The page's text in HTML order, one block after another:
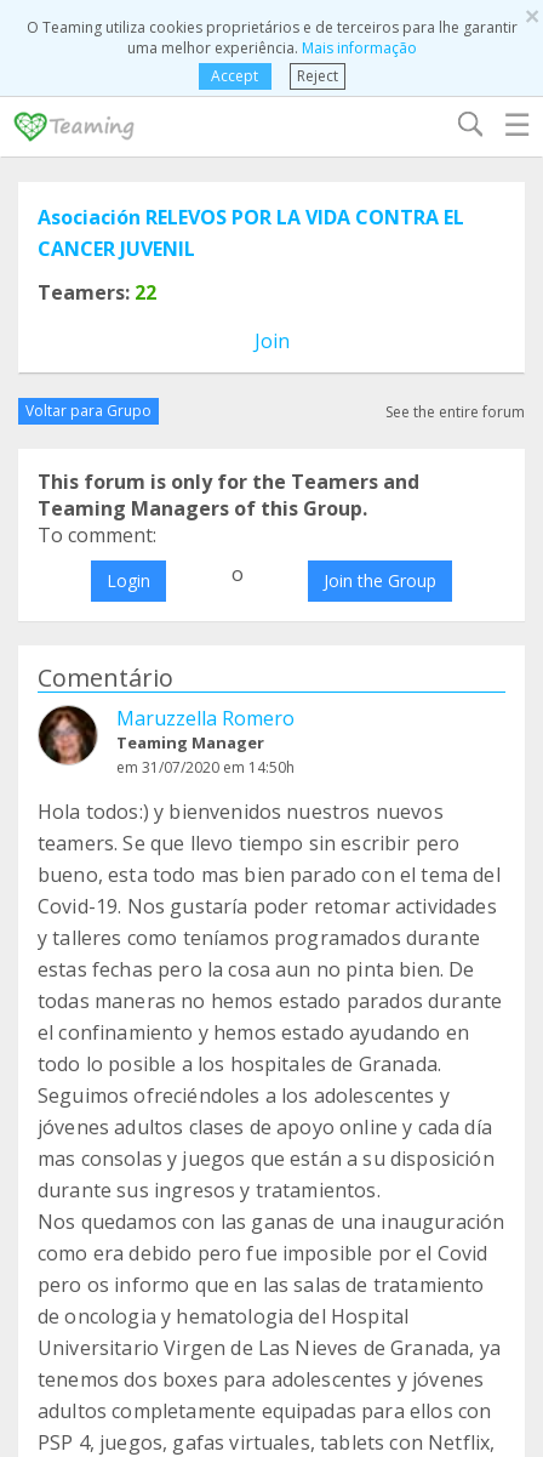
×
O Teaming utiliza cookies proprietários e de terceiros para lhe garantir
uma melhor experiência. Mais informação
Accept
Reject
☰
Asociación RELEVOS POR LA VIDA CONTRA EL
CANCER JUVENIL
Teamers: 22
Join
Voltar para Grupo See the entire forum
This forum is only for the Teamers and
Teaming Managers of this Group.
To comment:
Login o Join the Group
Comentário
Maruzzella Romero
Teaming Manager
em 31/07/2020 em 14:50h
Hola todos:) y bienvenidos nuestros nuevos
teamers. Se que llevo tiempo sin escribir pero
bueno, esta todo mas bien parado con el tema del
Covid-19. Nos gustaría poder retomar actividades
y talleres como teníamos programados durante
estas fechas pero la cosa aun no pinta bien. De
todas maneras no hemos estado parados durante
el confinamiento y hemos estado ayudando en
todo lo posible a los hospitales de Granada.
Seguimos ofreciéndoles a los adolescentes y
jóvenes adultos clases de apoyo online y cada día
mas consolas y juegos que están a su disposición
durante sus ingresos y tratamientos.
Nos quedamos con las ganas de una inauguración
como era debido pero fue imposible por el Covid
pero os informo que en las salas de tratamiento
de oncologia y hematologia del Hospital
Universitario Virgen de Las Nieves de Granada, ya
tenemos dos boxes para adolescentes y jóvenes
adultos completamente equipadas para ellos con
PSP 4, juegos, gafas virtuales, tablets con Netflix,